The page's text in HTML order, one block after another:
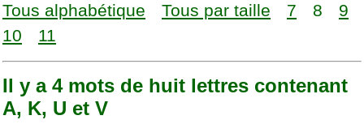
Tous alphabétique Tous par taille 7 8
9
10
11
Il y a 4 mots de huit lettres contenant
A, K, U et V